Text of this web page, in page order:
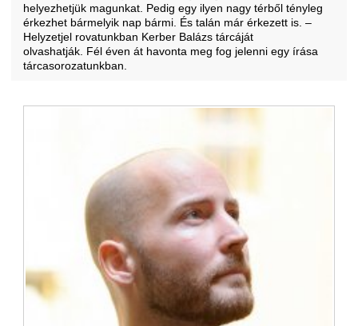
helyezhetjük magunkat. Pedig egy ilyen nagy térből tényleg
érkezhet bármelyik nap bármi. És talán már érkezett is. –
Helyzetjel rovatunkban Kerber Balázs tárcáját
olvashatják. Fél éven át havonta meg fog jelenni egy írása
tárcasorozatunkban.